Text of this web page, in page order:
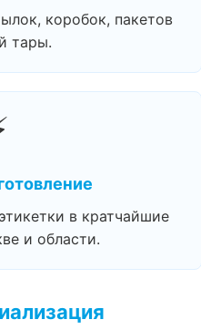
коробок, пакетов
тары.
в кратчайшие
и области.